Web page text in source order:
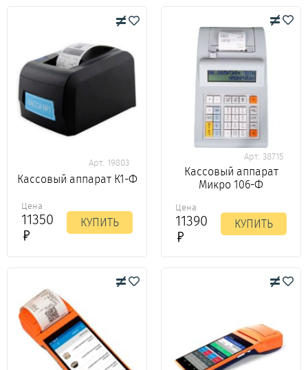
Арт. 19803
Кассовый аппарат К1-Ф
Цена
11350 КУПИТЬ
Арт. 38715
Кассовый аппарат
Микро 106-Ф
Цена
11390 КУПИТЬ